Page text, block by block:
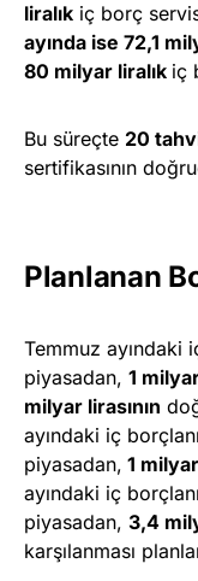
liralık iç borç
ayında ise 72,1
80 milyar liralık iç
Bu süreçte 20
sertifikasının
Planlanan
Temmuz ayındaki
piyasadan, 1
milyar lirasının
ayındaki iç
piyasadan, 1
ayındaki iç
piyasadan, 3,4
karşılanması